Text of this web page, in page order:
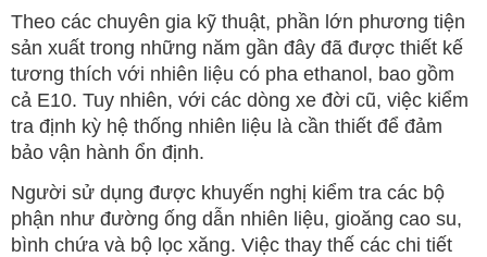
Theo các chuyên gia kỹ thuật, phần lớn phương tiện
sản xuất trong những năm gần đây đã được thiết kế
tương thích với nhiên liệu có pha ethanol, bao gồm
cả E10. Tuy nhiên, với các dòng xe đời cũ, việc kiểm
tra định kỳ hệ thống nhiên liệu là cần thiết để đảm
bảo vận hành ổn định.
Người sử dụng được khuyến nghị kiểm tra các bộ
phận như đường ống dẫn nhiên liệu, gioăng cao su,
bình chứa và bộ lọc xăng. Việc thay thế các chi tiết